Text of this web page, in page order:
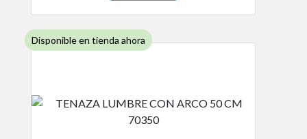
Disponible en tienda ahora